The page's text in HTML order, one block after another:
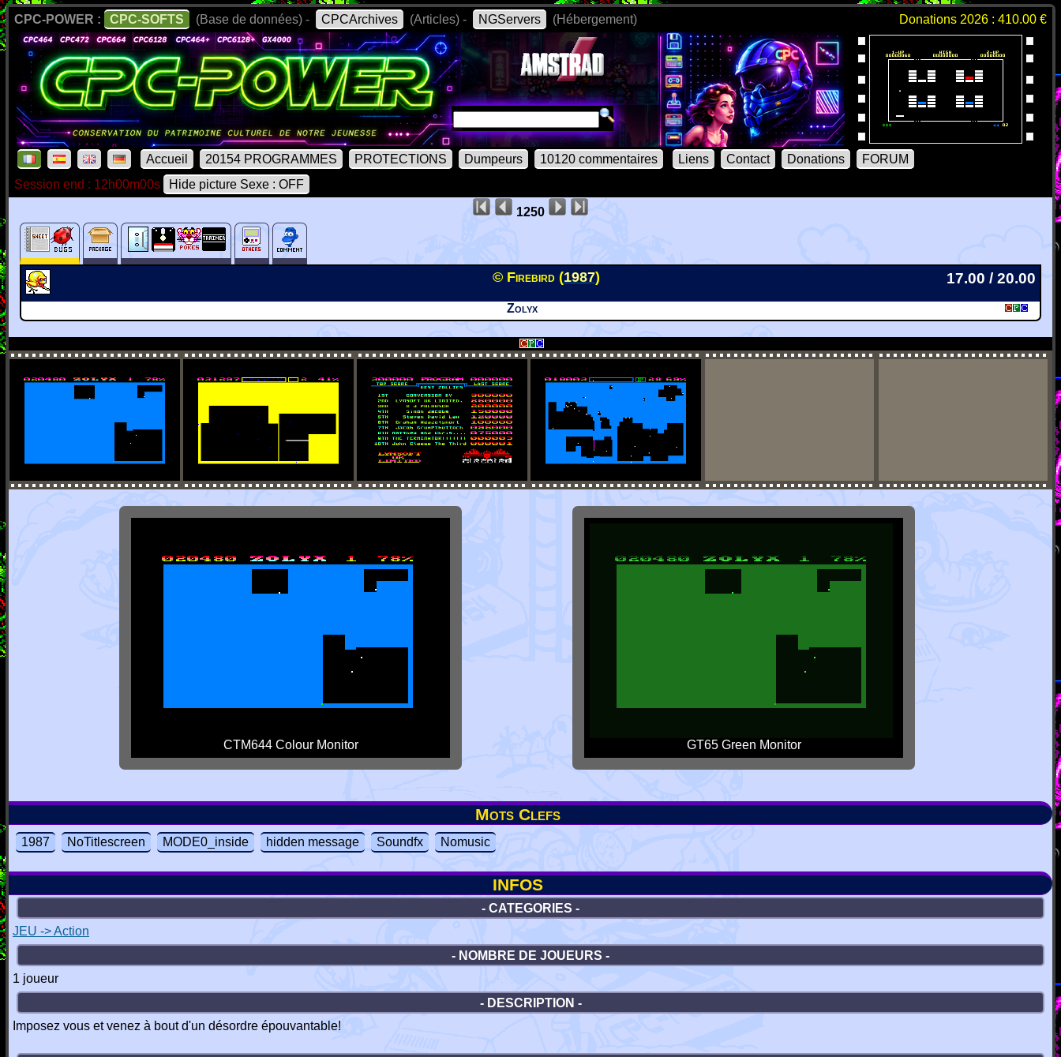
CPC-POWER : CPC-SOFTS (Base de données) - CPCArchives (Articles) - NGServers (Hébergement) Donations 2026 : 410.00 €
Accueil 20154 PROGRAMMES PROTECTIONS Dumpeurs 10120 commentaires Liens Contact Donations
FORUM
Session end : 12h00m00s
Hide picture Sexe : OFF
1250
© Firebird (1987) 17.00 / 20.00
Zolyx
CTM644 Colour Monitor GT65 Green Monitor
Mots Clefs
1987 NoTitlescreen MODE0_inside hidden message Soundfx Nomusic
INFOS
- CATEGORIES -
JEU -> Action
- NOMBRE DE JOUEURS -
1 joueur
- DESCRIPTION -
Imposez vous et venez à bout d'un désordre épouvantable!